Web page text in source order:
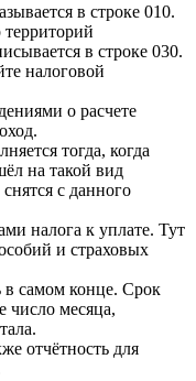
в строке 010.
в строке 030.
налоговой
о расчете
тогда, когда
на такой вид
с данного
налога к уплате. Тут
и страховых
в самом конце. Срок
число месяца,
отчётность для